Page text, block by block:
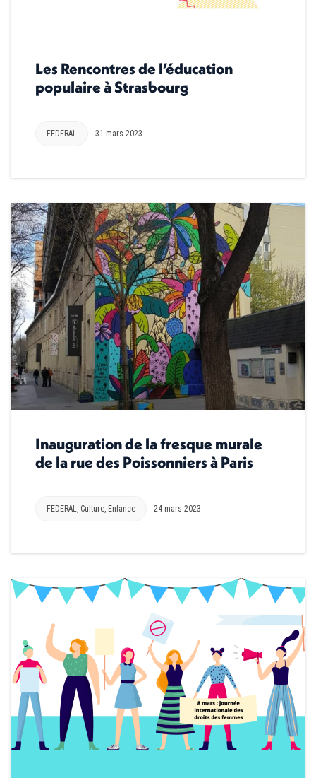
Les Rencontres de l’éducation
populaire à Strasbourg
FEDERAL 31 mars 2023
Inauguration de la fresque murale
de la rue des Poissonniers à Paris
FEDERAL, Culture, Enfance 24 mars 2023